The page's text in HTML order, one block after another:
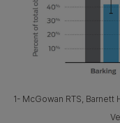
1- McGowan RTS, Barnett